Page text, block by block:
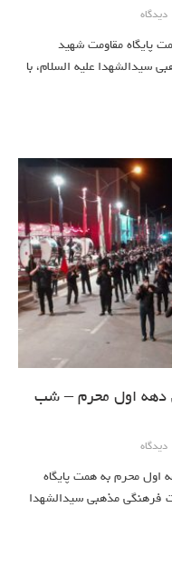
دیدگاه
پایگاه مقاومت شهید
سیدالشهدا علیه السلام، با
دهه اول محرم – شب
دیدگاه
اول محرم به همت پایگاه
فرهنگی مذهبی سیدالشهدا